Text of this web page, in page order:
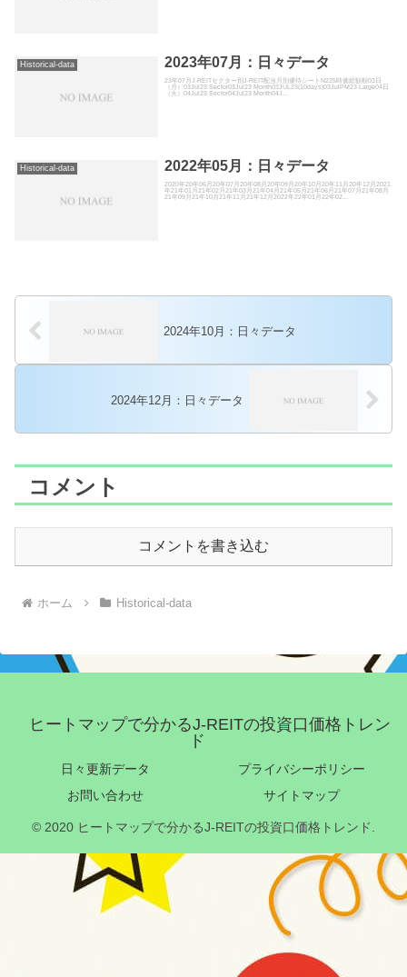
Historical-data 2023年07月：日々データ
23年07月J-REITセクター別J-REIT配当月別優待シートN225時価総額順03日
（月）03Jul23 Sector03Jul23 Month03JUL23(10days)03JulPM23 Large04日
（火）04Jul23 Sector04Jul23 Month04J...
Historical-data 2022年05月：日々データ
2020年20年06月20年07月20年08月20年09月20年10月20年11月20年12月2021
年21年01月21年02月21年03月21年04月21年05月21年06月21年07月21年08月
21年09月21年10月21年11月21年12月2022年22年01月22年02...
2024年10月：日々データ
2024年12月：日々データ
コメント
コメントを書き込む
ホーム Historical-data
ヒートマップで分かるJ-REITの投資口価格トレン
ド
日々更新データ
プライバシーポリシー
お問い合わせ
サイトマップ
© 2020 ヒートマップで分かるJ-REITの投資口価格トレンド.